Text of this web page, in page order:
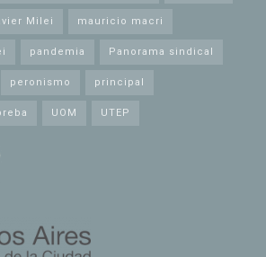
Milei mauricio macri
pandemia Panorama sindical
peronismo principal
UOM UTEP